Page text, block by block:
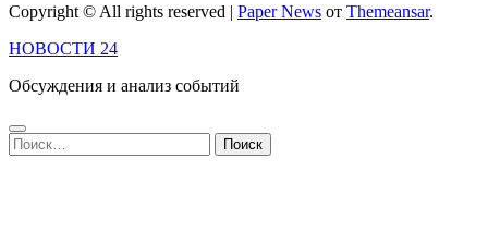
Copyright © All rights reserved | Paper News от Themeansar.
НОВОСТИ 24
Обсуждения и анализ событий
Найти: